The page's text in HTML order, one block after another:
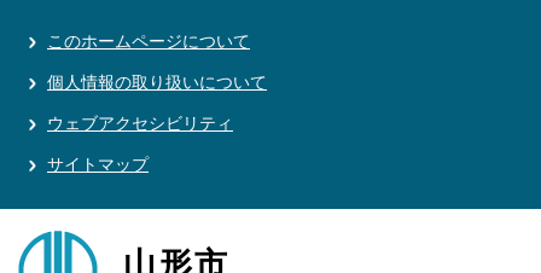
このホームページについて
個人情報の取り扱いについて
ウェブアクセシビリティ
サイトマップ
山形市